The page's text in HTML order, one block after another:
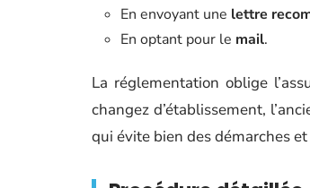
En envoyant une lettre
En optant pour le mail.
La réglementation oblige
changez d’établissement,
qui évite bien des démarches